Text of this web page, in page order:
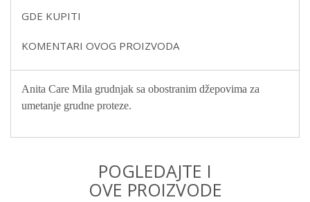
GDE KUPITI
KOMENTARI OVOG PROIZVODA
Anita Care Mila grudnjak sa obostranim džepovima za
umetanje grudne proteze.
POGLEDAJTE I
OVE PROIZVODE